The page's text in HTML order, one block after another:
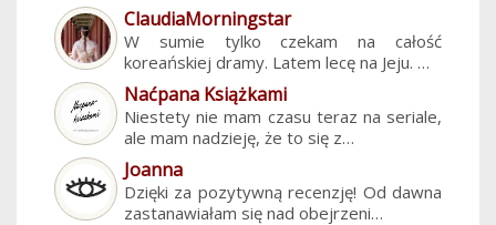
ClaudiaMorningstar
W sumie tylko czekam na całość
koreańskiej dramy. Latem lecę na Jeju. …
Naćpana Książkami
Niestety nie mam czasu teraz na seriale,
ale mam nadzieję, że to się z…
Joanna
Dzięki za pozytywną recenzję! Od dawna
zastanawiałam się nad obejrzeni…